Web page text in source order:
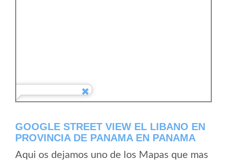
GOOGLE STREET VIEW EL LIBANO EN
PROVINCIA DE PANAMA EN PANAMA
Aqui os dejamos uno de los Mapas que mas